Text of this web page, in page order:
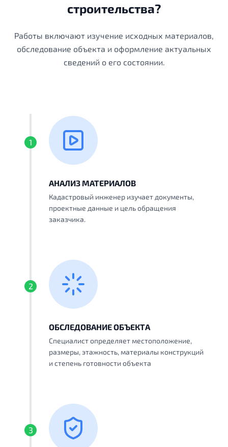
строительства?
Работы включают изучение исходных материалов,
обследование объекта и оформление актуальных
сведений о его состоянии.
1
АНАЛИЗ МАТЕРИАЛОВ
Кадастровый инженер изучает документы,
проектные данные и цель обращения
заказчика.
2
ОБСЛЕДОВАНИЕ ОБЪЕКТА
Специалист определяет местоположение,
размеры, этажность, материалы конструкций
и степень готовности объекта
3